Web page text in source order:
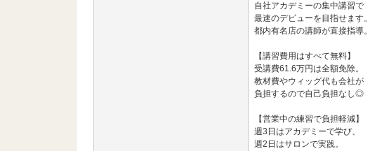
自社アカデミーの集中講習で
最速のデビューを目指せます。
都内有名店の講師が直接指導。
【講習費用はすべて無料】
受講費61.6万円は全額免除。
教材費やウィッグ代も会社が
負担するので自己負担なし◎
【営業中の練習で負担軽減】
週3日はアカデミーで学び、
週2日はサロンで実践。